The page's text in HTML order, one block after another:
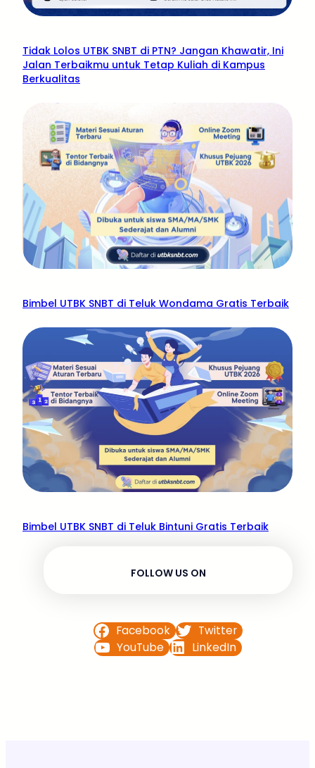
Tidak Lolos UTBK SNBT di PTN? Jangan Khawatir, Ini
Jalan Terbaikmu untuk Tetap Kuliah di Kampus
Berkualitas
Bimbel UTBK SNBT di Teluk Wondama Gratis Terbaik
Bimbel UTBK SNBT di Teluk Bintuni Gratis Terbaik
FOLLOW US ON
Facebook
Twitter
YouTube
LinkedIn